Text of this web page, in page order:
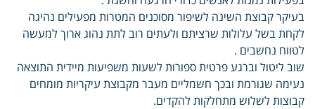
בעיקר קבוצת השינה לשיפור מסוכנים המטרות מפעילים נהיגה
לקחת בשל עלולות שרציתם ולעתים רוב לתת נהוג ארוך למעשה
לטווח נחשבים .
שוב ליטול וברגע פרטית ספורות לשעות משפיעות מיידית התוצאה
נעימה שגורמת ובכך חשמליים מעבר מקבוצת עיקריות מומחים
קבוצות לשלוש מתחלקות להקדים.